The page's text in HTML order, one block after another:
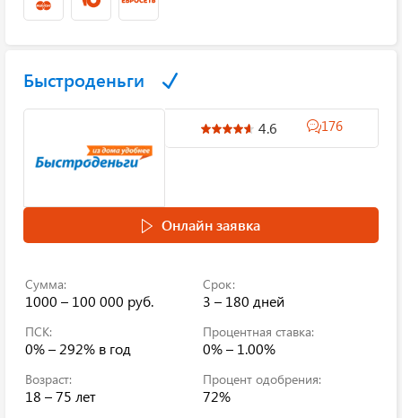
Быстроденьги
4.6 176
Онлайн заявка
Сумма:
1000 – 100 000 руб.
Срок:
3 – 180 дней
ПСК:
0% – 292% в год
Процентная ставка:
0% – 1.00%
Возраст:
18 – 75 лет
Процент одобрения:
72%